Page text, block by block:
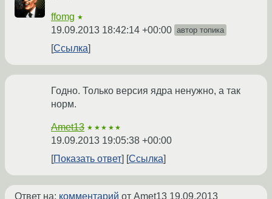
ffomg ★
19.09.2013 18:42:14 +00:00 автор топика
Ссылка
Годно. Только версия ядра ненужно, а так
норм.
Amet13 ★★★★★
19.09.2013 19:05:38 +00:00
Показать ответ
Ссылка
Ответ на: комментарий от Amet13 19.09.2013